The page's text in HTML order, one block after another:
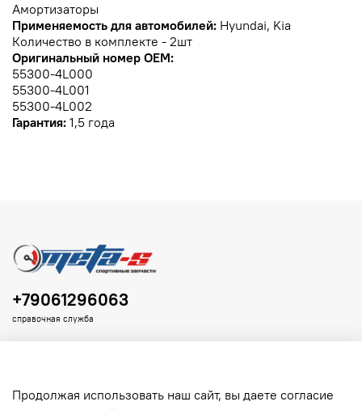
Амортизаторы
Применяемость для автомобилей: Hyundai, Kia
Количество в комплекте - 2шт
Оригинальный номер OEM:
55300-4L000
55300-4L001
55300-4L002
Гарантия: 1,5 года
+79061296063
справочная служба
Продолжая использовать наш сайт, вы даете согласие